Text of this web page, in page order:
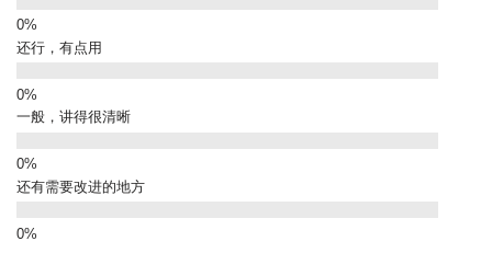
还行，有点用
一般，讲得很清晰
还有需要改进的地方